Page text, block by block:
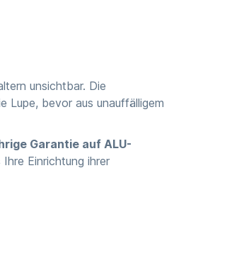
unsichtbar. Die
Lupe, bevor aus unauffälligem
Garantie auf ALU-
Einrichtung ihrer